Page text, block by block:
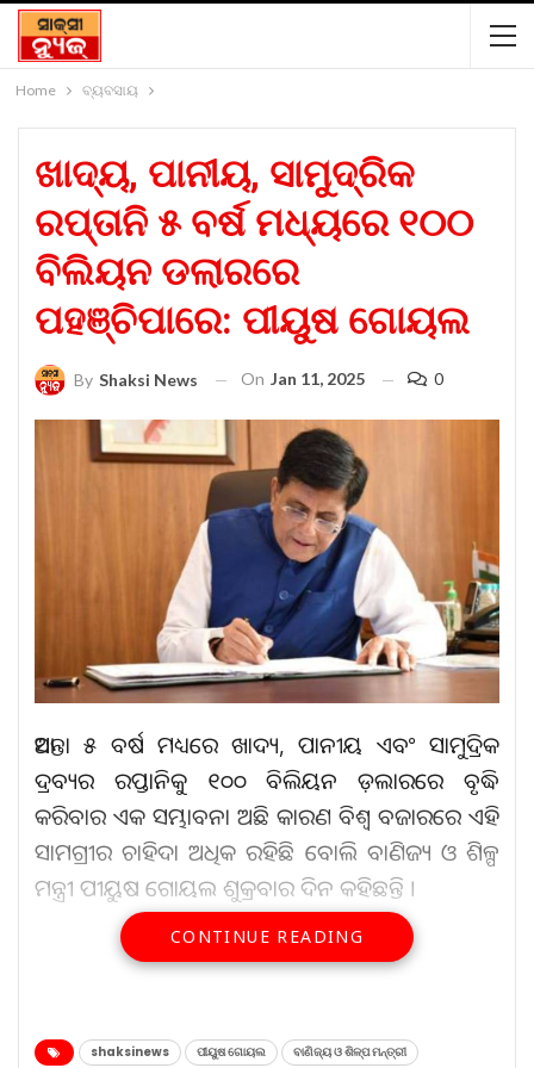
Home ବ୍ୟବସାୟ
ଖାଦ୍ୟ, ପାନୀୟ, ସାମୁଦ୍ରିକ
ରପ୍ତାନି ୫ ବର୍ଷ ମଧ୍ୟରେ ୧୦୦
ବିଲିୟନ ଡଲାରରେ
ପହଞ୍ଚିପାରେ: ପୀୟୁଷ ଗୋୟଲ
By Shaksi News On Jan 11, 2025 0
ଆସନ୍ତା ୫ ବର୍ଷ ମଧ୍ୟରେ ଖାଦ୍ୟ, ପାନୀୟ ଏବଂ ସାମୁଦ୍ରିକ
ଦ୍ରବ୍ୟର ରପ୍ତାନିକୁ ୧୦୦ ବିଲିୟନ ଡ଼ଲାରରେ ବୃଦ୍ଧି
କରିବାର ଏକ ସମ୍ଭାବନା ଅଛି କାରଣ ବିଶ୍ୱ ବଜାରରେ ଏହି
ସାମଗ୍ରୀର ଚାହିଦା ଅଧିକ ରହିଛି ବୋଲି ବାଣିଜ୍ୟ ଓ ଶିଳ୍ପ
ମନ୍ତ୍ରୀ ପୀୟୁଷ ଗୋୟଲ ଶୁକ୍ରବାର ଦିନ କହିଛନ୍ତି ।
ଆହୁରି ପଢ଼ନ୍ତୁ...
Aug 6, 2026
CONTINUE READING
shaksinews ପୀୟୁଷ ଗୋୟଲ ବାଣିଜ୍ୟ ଓ ଶିଳ୍ପ ମନ୍ତ୍ରୀ